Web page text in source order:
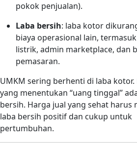
pokok penjualan).
Laba bersih: laba kotor
biaya operasional lain,
listrik, admin marketplace, dan
pemasaran.
UMKM sering berhenti di laba kotor.
yang menentukan “uang tinggal”
bersih. Harga jual yang sehat harus
laba bersih positif dan cukup untuk
pertumbuhan.